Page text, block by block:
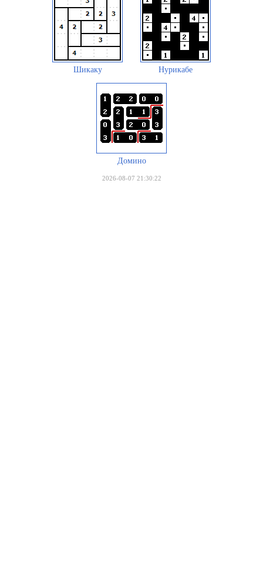
Шикаку Нурикабе
Домино
2026-08-07 21:30:22